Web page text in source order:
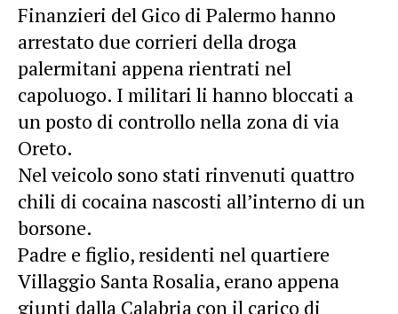
Finanzieri del Gico di Palermo hanno
arrestato due corrieri della droga
palermitani appena rientrati nel
capoluogo. I militari li hanno bloccati a
un posto di controllo nella zona di via
Oreto.
Nel veicolo sono stati rinvenuti quattro
chili di cocaina nascosti all’interno di un
borsone.
Padre e figlio, residenti nel quartiere
Villaggio Santa Rosalia, erano appena
giunti dalla Calabria con il carico di